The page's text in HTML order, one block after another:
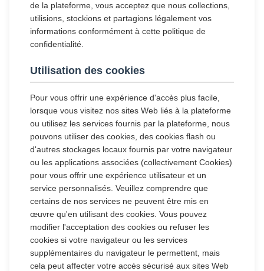
de la plateforme, vous acceptez que nous collections,
utilisions, stockions et partagions légalement vos
informations conformément à cette politique de
confidentialité.
Utilisation des cookies
Pour vous offrir une expérience d'accès plus facile,
lorsque vous visitez nos sites Web liés à la plateforme
ou utilisez les services fournis par la plateforme, nous
pouvons utiliser des cookies, des cookies flash ou
d'autres stockages locaux fournis par votre navigateur
ou les applications associées (collectivement Cookies)
pour vous offrir une expérience utilisateur et un
service personnalisés. Veuillez comprendre que
certains de nos services ne peuvent être mis en
œuvre qu'en utilisant des cookies. Vous pouvez
modifier l'acceptation des cookies ou refuser les
cookies si votre navigateur ou les services
supplémentaires du navigateur le permettent, mais
cela peut affecter votre accès sécurisé aux sites Web